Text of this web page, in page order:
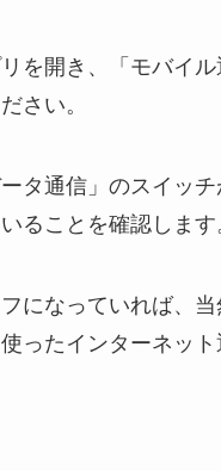
リを開き、「モバイ
さい。
ータ通信」のスイッ
ることを確認します
になっていれば、
ったインターネット